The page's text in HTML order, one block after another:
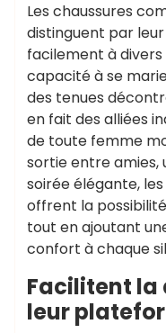
Les chaussures
distinguent par
facilement à divers
capacité à se
des tenues
en fait des alliées
de toute femme
sortie entre amies,
soirée élégante,
offrent la
tout en ajoutant
confort à chaque
Facilitent la
leur